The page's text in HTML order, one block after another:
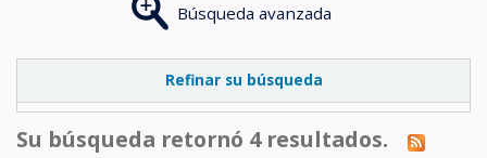
Búsqueda avanzada
Refinar su búsqueda
Su búsqueda retornó 4 resultados.